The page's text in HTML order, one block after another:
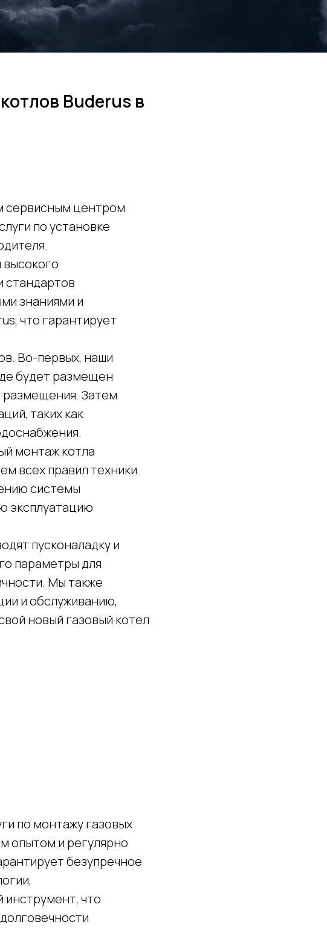
Buderus в
сервисным центром
по установке
стандартов
знаниями и
что гарантирует
Во-первых, наши
будет размещен
размещения. Затем
таких как
монтаж котла
всех правил техники
системы
эксплуатацию
пусконаладку и
параметры для
Мы также
и обслуживанию,
новый газовый котел
по монтажу газовых
опытом и регулярно
безупречное
что